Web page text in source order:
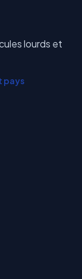
lourds et
pays